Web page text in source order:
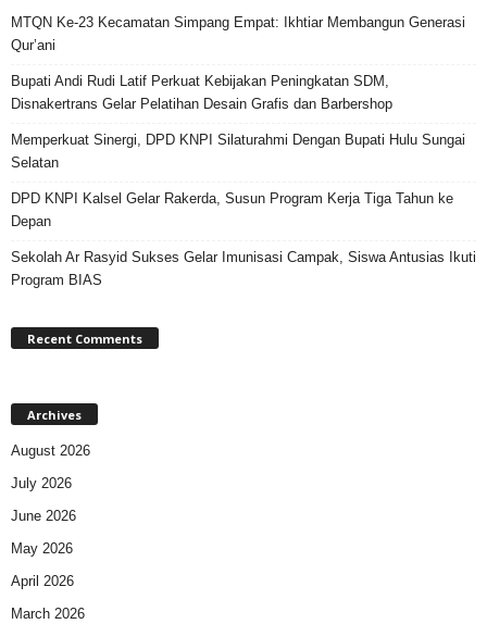
MTQN Ke-23 Kecamatan Simpang Empat: Ikhtiar Membangun Generasi
Qur’ani
Bupati Andi Rudi Latif Perkuat Kebijakan Peningkatan SDM,
Disnakertrans Gelar Pelatihan Desain Grafis dan Barbershop
Memperkuat Sinergi, DPD KNPI Silaturahmi Dengan Bupati Hulu Sungai
Selatan
DPD KNPI Kalsel Gelar Rakerda, Susun Program Kerja Tiga Tahun ke
Depan
Sekolah Ar Rasyid Sukses Gelar Imunisasi Campak, Siswa Antusias Ikuti
Program BIAS
Recent Comments
Archives
August 2026
July 2026
June 2026
May 2026
April 2026
March 2026